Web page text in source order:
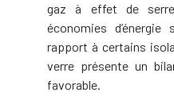
gaz à effet de
économies
rapport à certains
verre présente un
favorable.